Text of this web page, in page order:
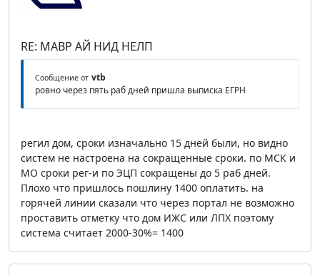
RE: МАВР АЙ НИД НЕЛП
Сообщение от vtb
ровно через пять раб дней пришла выписка ЕГРН
регил дом, сроки изначально 15 дней были, но видно
систем не настроена на сокращенные сроки. по МСК и
МО сроки рег-и по ЭЦП сокращены до 5 раб дней.
Плохо что пришлось пошлину 1400 оплатить. на
горячей линии сказали что через портал не возможно
проставить отметку что дом ИЖС или ЛПХ поэтому
система считает 2000-30%= 1400